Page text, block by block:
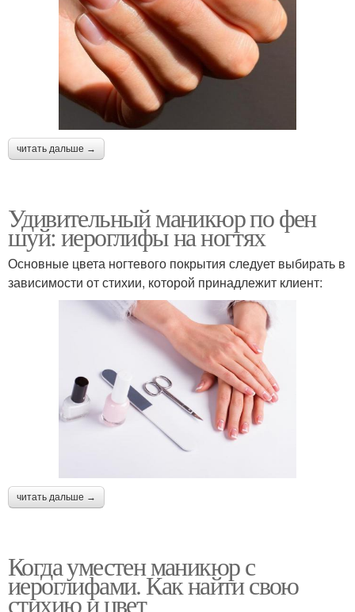
читать дальше →
Удивительный маникюр по фен
шуй: иероглифы на ногтях
Основные цвета ногтевого покрытия следует выбирать в
зависимости от стихии, которой принадлежит клиент:
читать дальше →
Когда уместен маникюр с
иероглифами. Как найти свою
стихию и цвет